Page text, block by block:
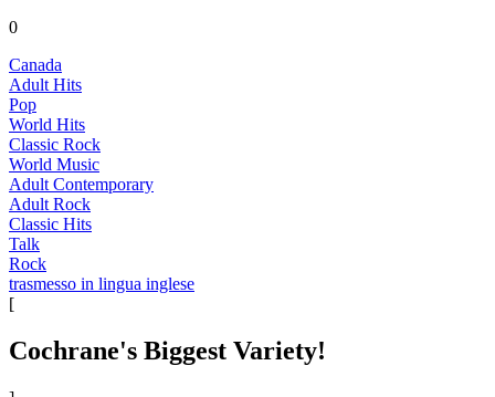
0
Canada
Adult Hits
Pop
World Hits
Classic Rock
World Music
Adult Contemporary
Adult Rock
Classic Hits
Talk
Rock
trasmesso in lingua inglese
[
Cochrane's Biggest Variety!